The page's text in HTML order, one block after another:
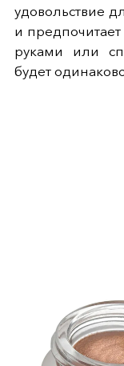
удовольствие
и
руками или
будет